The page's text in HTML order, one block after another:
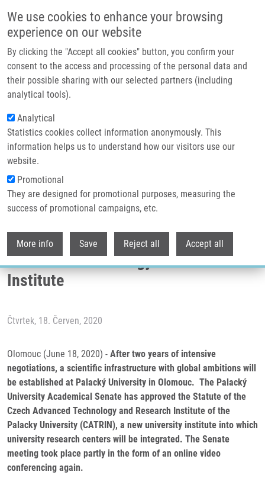
We use cookies to enhance your browsing
experience on our website
By clicking the "Accept all cookies" button, you confirm your
consent to the access and processing of the personal data and
their possible sharing with our selected partners (including
analytical tools).
Analytical
Statistics cookies collect information anonymously. This
information helps us to understand how our visitors use our
website.
Promotional
They are designed for promotional purposes, measuring the
success of promotional campaigns, etc.
More info Save Reject all Accept all
Header image
Drobečková navigace
Domů
IMTM Will Be Part Of The Of The Czech Advanced Technology And
Research Institute
IMTM will be part of the of the Czech
Advanced Technology and Research
Institute
Čtvrtek, 18. Červen, 2020
Olomouc (June 18, 2020) - After two years of intensive
negotiations, a scientific infrastructure with global ambitions will
be established at Palacký University in Olomouc. The Palacký
University Academical Senate has approved the Statute of the
Czech Advanced Technology and Research Institute of the
Palacky University (CATRIN), a new university institute into which
university research centers will be integrated. The Senate
meeting took place partly in the form of an online video
conferencing again.